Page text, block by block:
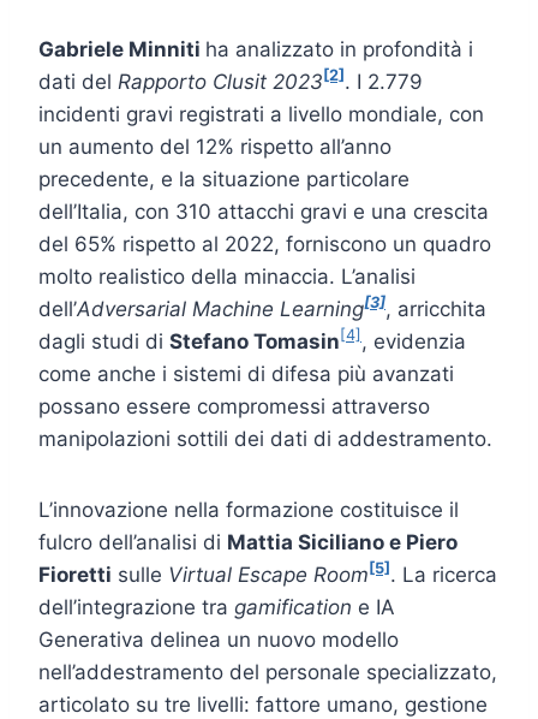
Gabriele Minniti ha analizzato in profondità i
dati del Rapporto Clusit 2023 [2] . I 2.779
incidenti gravi registrati a livello mondiale, con
un aumento del 12% rispetto all’anno
precedente, e la situazione particolare
dell’Italia, con 310 attacchi gravi e una crescita
del 65% rispetto al 2022, forniscono un quadro
molto realistico della minaccia. L’analisi
dell’Adversarial Machine Learning[3], arricchita
dagli studi di Stefano Tomasin [4] , evidenzia
come anche i sistemi di difesa più avanzati
possano essere compromessi attraverso
manipolazioni sottili dei dati di addestramento.
L’innovazione nella formazione costituisce il
fulcro dell’analisi di Mattia Siciliano e Piero
Fioretti sulle Virtual Escape Room [5] . La ricerca
dell’integrazione tra gamification e IA
Generativa delinea un nuovo modello
nell’addestramento del personale specializzato,
articolato su tre livelli: fattore umano, gestione